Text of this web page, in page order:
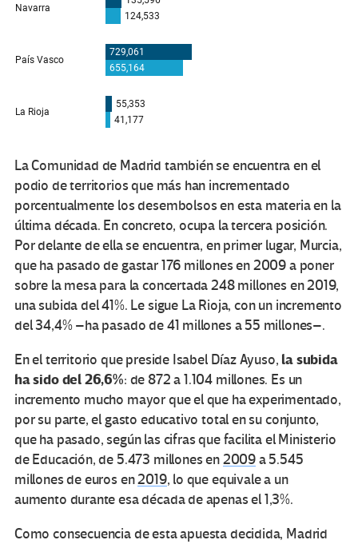
La Comunidad de Madrid también se encuentra en el
podio de territorios que más han incrementado
porcentualmente los desembolsos en esta materia en la
última década. En concreto, ocupa la tercera posición.
Por delante de ella se encuentra, en primer lugar, Murcia,
que ha pasado de gastar 176 millones en 2009 a poner
sobre la mesa para la concertada 248 millones en 2019,
una subida del 41%. Le sigue La Rioja, con un incremento
del 34,4% –ha pasado de 41 millones a 55 millones–.
En el territorio que preside Isabel Díaz Ayuso, la subida
ha sido del 26,6%: de 872 a 1.104 millones. Es un
incremento mucho mayor que el que ha experimentado,
por su parte, el gasto educativo total en su conjunto,
que ha pasado, según las cifras que facilita el Ministerio
de Educación, de 5.473 millones en2009a 5.545
millones de euros en2019, lo que equivale a un
aumento durante esa década de apenas el 1,3%.
Como consecuencia de esta apuesta decidida, Madrid